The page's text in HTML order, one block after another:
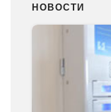
НОВОСТИ